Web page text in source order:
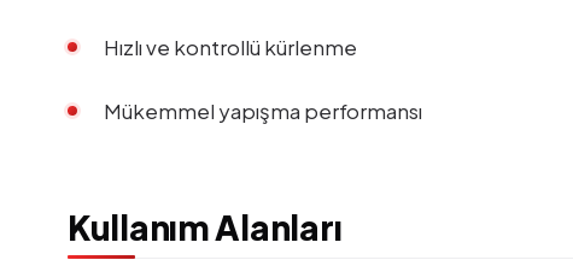
Hızlı ve kontrollü kürlenme
Mükemmel yapışma performansı
Kullanım Alanları